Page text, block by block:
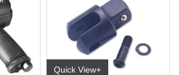
Quick View+